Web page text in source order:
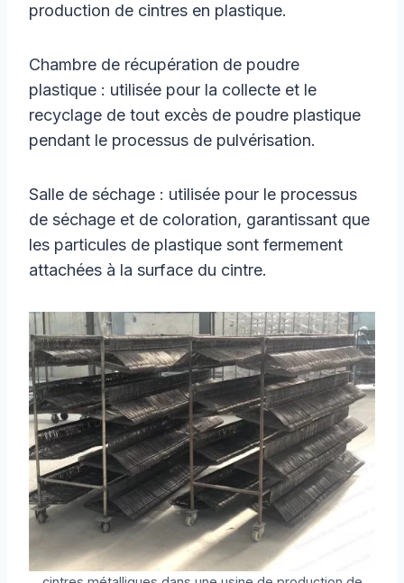
production de cintres en plastique.
Chambre de récupération de poudre
plastique : utilisée pour la collecte et le
recyclage de tout excès de poudre plastique
pendant le processus de pulvérisation.
Salle de séchage : utilisée pour le processus
de séchage et de coloration, garantissant que
les particules de plastique sont fermement
attachées à la surface du cintre.